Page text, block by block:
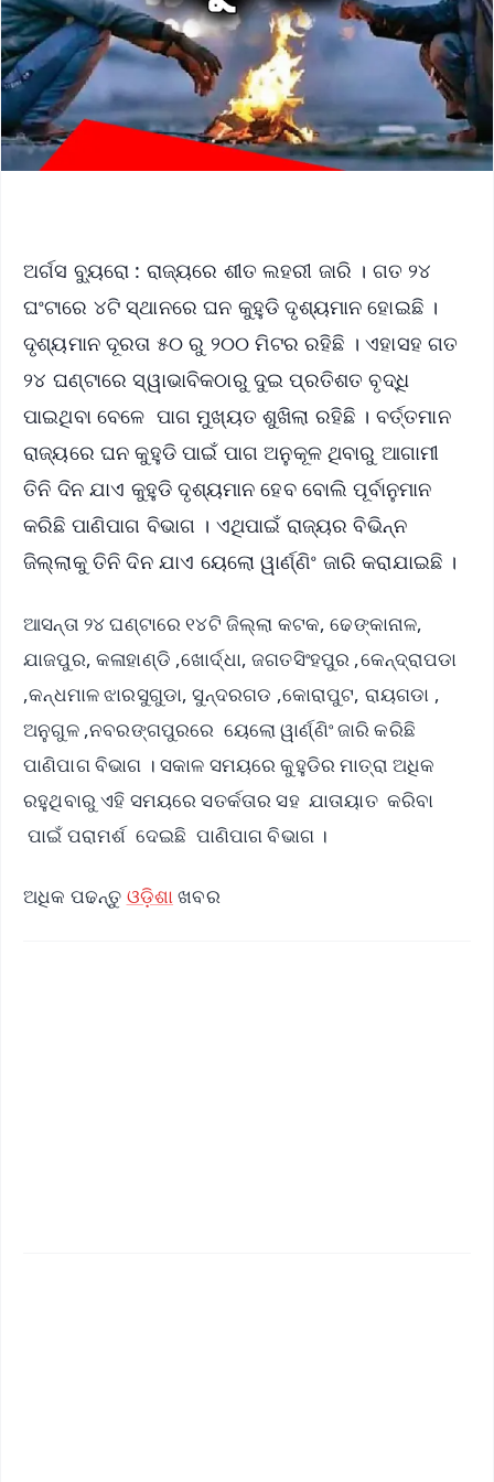
ଅର୍ଗସ ବ୍ୟୁରୋ : ରାଜ୍ୟରେ ଶୀତ ଲହରୀ ଜାରି । ଗତ ୨୪
ଘଂଟାରେ ୪ଟି ସ୍ଥାନରେ ଘନ କୁହୁଡି ଦୃଶ୍ୟମାନ ହୋଇଛି ।
ଦୃଶ୍ୟମାନ ଦୂରତା ୫୦ ରୁ ୨୦୦ ମିଟର ରହିଛି । ଏହାସହ ଗତ
୨୪ ଘଣ୍ଟାରେ ସ୍ୱାଭାବିକଠାରୁ ଦୁଇ ପ୍ରତିଶତ ବୃଦ୍ଧି
ପାଇଥିବା ବେଳେ ପାଗ ମୁଖ୍ୟତ ଶୁଖିଲା ରହିଛି । ବର୍ତ୍ତମାନ
ରାଜ୍ୟରେ ଘନ କୁହୁଡି ପାଇଁ ପାଗ ଅନୁକୂଳ ଥିବାରୁ ଆଗାମୀ
ତିନି ଦିନ ଯାଏ କୁହୁଡି ଦୃଶ୍ୟମାନ ହେବ ବୋଲି ପୂର୍ବାନୁମାନ
କରିଛି ପାଣିପାଗ ବିଭାଗ । ଏଥିପାଇଁ ରାଜ୍ୟର ବିଭିନ୍ନ
ଜିଲ୍ଲାକୁ ତିନି ଦିନ ଯାଏ ୟେଲୋ ୱାର୍ଣ୍ଣିଂ ଜାରି କରାଯାଇଛି ।
ଆସନ୍ତା ୨୪ ଘଣ୍ଟାରେ ୧୪ଟି ଜିଲ୍ଲା କଟକ, ଢେଙ୍କାନାଳ,
ଯାଜପୁର, କଳାହାଣ୍ଡି ,ଖୋର୍ଦ୍ଧା, ଜଗତସିଂହପୁର ,କେନ୍ଦ୍ରାପଡା
,କନ୍ଧମାଳ ଝାରସୁଗୁଡା, ସୁନ୍ଦରଗଡ ,କୋରାପୁଟ, ରାୟଗଡା ,
ଅନୁଗୁଳ ,ନବରଙ୍ଗପୁରରେ ୟେଲୋ ୱାର୍ଣ୍ଣିଂ ଜାରି କରିଛି
ପାଣିପାଗ ବିଭାଗ । ସକାଳ ସମୟରେ କୁହୁଡିର ମାତ୍ରା ଅଧିକ
ରହୁଥିବାରୁ ଏହି ସମୟରେ ସତର୍କତାର ସହ ଯାତାୟାତ କରିବା
ପାଇଁ ପରାମର୍ଶ ଦେଇଛି ପାଣିପାଗ ବିଭାଗ ।
ଅଧିକ ପଢନ୍ତୁ ଓଡ଼ିଶା ଖବର